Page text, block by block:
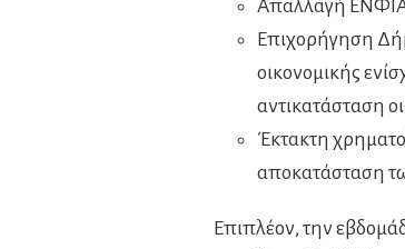
Απαλλαγή ΕΝΦΙΑ
Επιχορήγηση
οικονομικής
αντικατάσταση
Έκτακτη
αποκατάσταση
Επιπλέον, την